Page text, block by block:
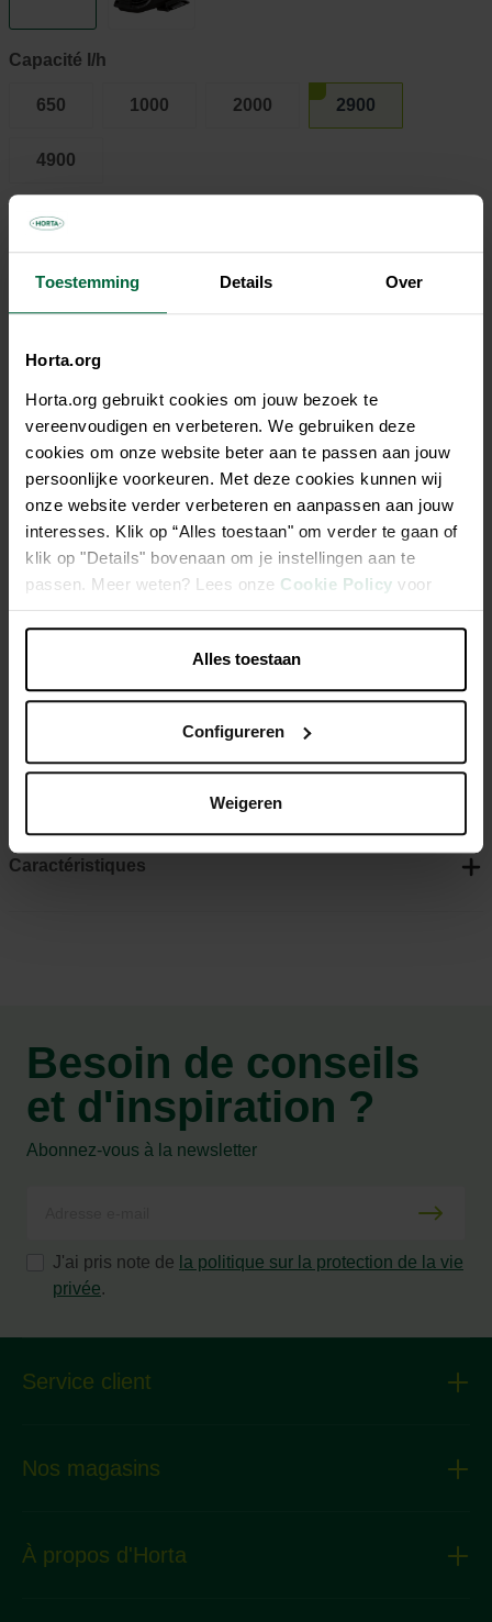
Toestemming Details Over
Horta.org
Horta.org gebruikt cookies om jouw bezoek te
vereenvoudigen en verbeteren. We gebruiken deze
cookies om onze website beter aan te passen aan jouw
persoonlijke voorkeuren. Met deze cookies kunnen wij
onze website verder verbeteren en aanpassen aan jouw
interesses. Klik op “Alles toestaan" om verder te gaan of
klik op "Details" bovenaan om je instellingen aan te
passen. Meer weten? Lees onze Cookie Policy voor
meer informatie.
Alles toestaan
Configureren
Weigeren
Capacité l/h
650 1000 2000 2900
4900
69,95 €
Description
Pompe de bassin multifonctionnelle économe en énergie
pour fontaines et filtres de bassin simples.
Comprend deux buses différentes : une buse de fontaine
et une buse à bulle d'eau (Pond-Flow ECO 600 comprend
Caractéristiques
Besoin de conseils
et d'inspiration ?
Abonnez-vous à la newsletter
J'ai pris note de la politique sur la protection de la vie
privée.
Service client
Nos magasins
À propos d'Horta